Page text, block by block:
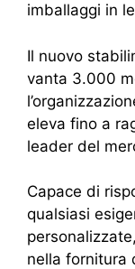
imballaggi in
Il nuovo
vanta 3.000
eleva fino a
leader del
Capace di
qualsiasi
nella fornitura